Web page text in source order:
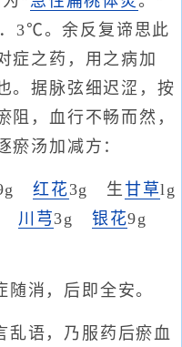
3℃。余反复谛思此
症之药，用之病加
。据脉弦细迟涩，按
阻，血行不畅而然，
瘀汤加减方：
红花3g 生甘草lg
川芎3g 银花9g
消，后即全安。
乱语，乃服药后瘀血